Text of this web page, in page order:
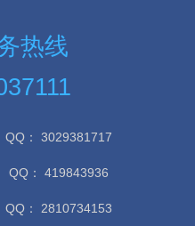
热线
QQ： 3029381717
QQ： 419843936
QQ： 2810734153